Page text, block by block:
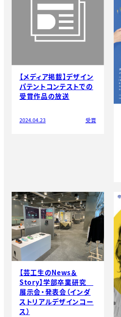
【メディア掲載】デザイン
パテントコンテストでの
受賞作品の放送
2024.04.23 受賞
【芸工生のNews＆
Story】学部卒業研究
展示会・発表会（インダ
ストリアルデザインコー
ス）